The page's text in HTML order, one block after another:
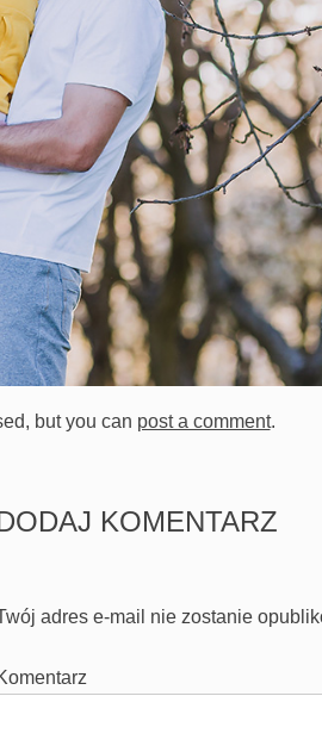
but you can post a comment.
KOMENTARZ
adres e-mail nie zostanie